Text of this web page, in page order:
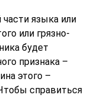
языка или
или грязно-
будет
признака –
этого –
справиться